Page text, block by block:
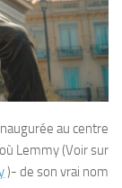
au centre
Lemmy (Voir sur
)- de son vrai nom